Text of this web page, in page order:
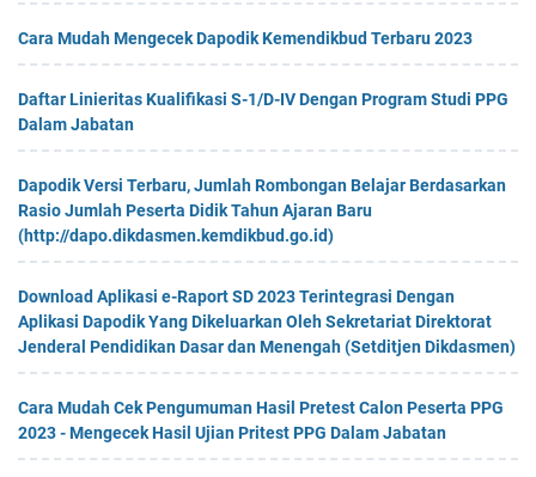
Cara Mudah Mengecek Dapodik Kemendikbud Terbaru 2023
Daftar Linieritas Kualifikasi S-1/D-IV Dengan Program Studi PPG
Dalam Jabatan
Dapodik Versi Terbaru, Jumlah Rombongan Belajar Berdasarkan
Rasio Jumlah Peserta Didik Tahun Ajaran Baru
(http://dapo.dikdasmen.kemdikbud.go.id)
Download Aplikasi e-Raport SD 2023 Terintegrasi Dengan
Aplikasi Dapodik Yang Dikeluarkan Oleh Sekretariat Direktorat
Jenderal Pendidikan Dasar dan Menengah (Setditjen Dikdasmen)
Cara Mudah Cek Pengumuman Hasil Pretest Calon Peserta PPG
2023 - Mengecek Hasil Ujian Pritest PPG Dalam Jabatan